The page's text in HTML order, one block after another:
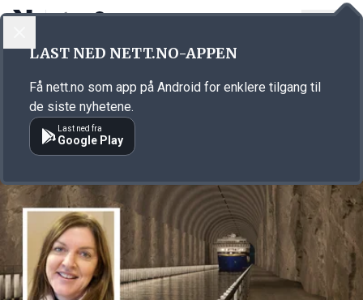
Annonsørinnhold
LAST NED NETT.NO-APPEN
Få nett.no som app på Android for enklere tilgang til
de siste nyhetene.
Last ned fra
Google Play